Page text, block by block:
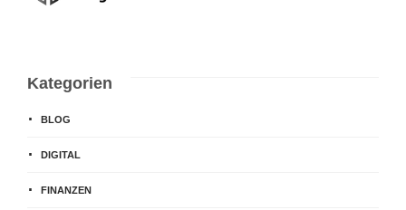
Kategorien
BLOG
DIGITAL
FINANZEN